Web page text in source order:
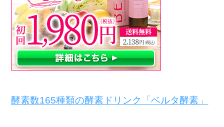
酵素数165種類の酵素ドリンク「ベルタ酵素」